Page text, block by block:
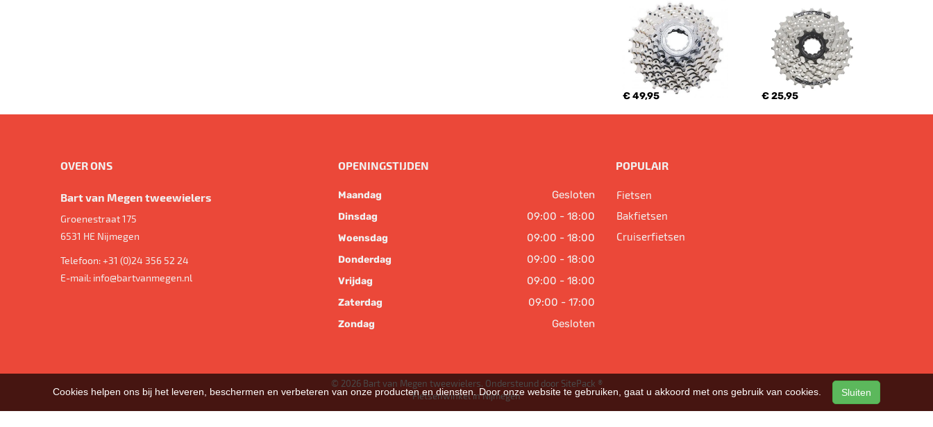
€ 49,95 € 25,95
OVER ONS
Bart van Megen tweewielers
Groenestraat 175
6531 HE Nijmegen
Telefoon:+31 (0)24 356 52 24
E-mail: info@bartvanmegen.nl
OPENINGSTIJDEN
Maandag Gesloten
Dinsdag 09:00 - 18:00
Woensdag 09:00 - 18:00
Donderdag 09:00 - 18:00
Vrijdag 09:00 - 18:00
Zaterdag 09:00 - 17:00
Zondag Gesloten
POPULAIR
Fietsen
Bakfietsen
Cruiserfietsen
© 2026 Bart van Megen tweewielers. Ondersteund door SitePack ®
Fietsenwinkel in Nijmegen
Cookies helpen ons bij het leveren, beschermen en verbeteren van onze producten en diensten. Door onze website te gebruiken, gaat u akkoord met ons gebruik van cookies. Sluiten